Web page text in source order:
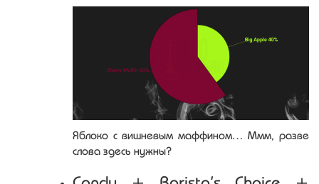
Яблоко с вишневым маффином… Ммм, разве
слова здесь нужны?